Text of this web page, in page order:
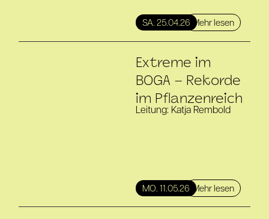
Mehr lesen
SA. 25.04.26
Extreme im
BOGA – Rekorde
im Pflanzenreich
Leitung: Katja Rembold
Mehr lesen
MO. 11.05.26